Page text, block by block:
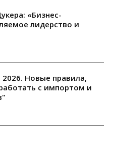
«Бизнес-
лидерство и
Новые правила,
с импортом и